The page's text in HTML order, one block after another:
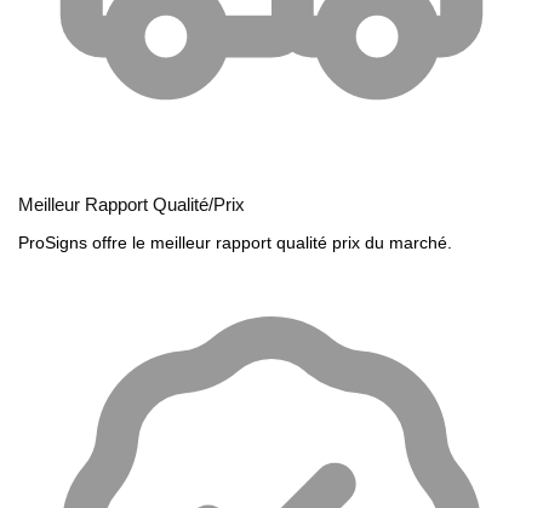
Meilleur Rapport Qualité/Prix
ProSigns offre le meilleur rapport qualité prix du marché.